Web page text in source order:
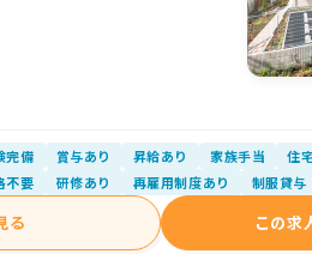
完備 賞与あり 昇給あり 家族手当 住
不要 研修あり 再雇用制度あり 制服貸与
る この求